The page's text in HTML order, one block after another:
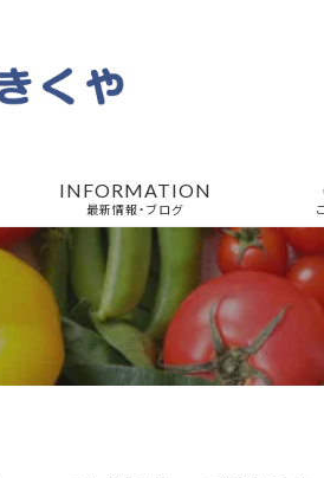
INFORMATION
最新情報・ブログ